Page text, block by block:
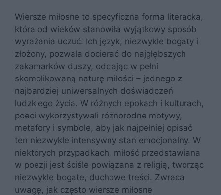
Wiersze miłosne to specyficzna forma literacka,
która od wieków stanowiła wyjątkowy sposób
wyrażania uczuć. Ich język, niezwykle bogaty i
złożony, pozwala docierać do najgłębszych
zakamarków duszy, oddając w pełni
skomplikowaną naturę miłości – jednego z
najbardziej uniwersalnych doświadczeń
ludzkiego życia. W różnych epokach i kulturach,
poeci wykorzystywali różnorodne motywy,
metafory i symbole, aby jak najpełniej opisać
ten niezwykle intensywny stan emocjonalny. W
niektórych przypadkach, miłość przedstawiana
w poezji jest ściśle powiązana z religią, tworząc
niezwykle bogate, duchowe treści. Zwraca
uwagę, jak często wiersze miłosne